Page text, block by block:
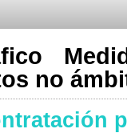
no